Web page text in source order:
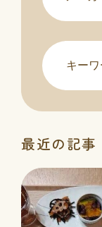
最近の記事